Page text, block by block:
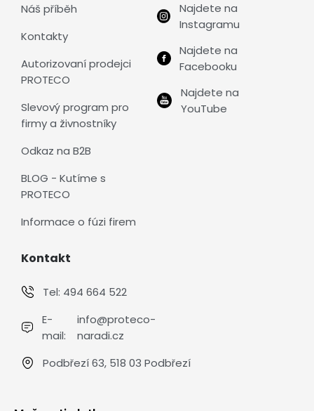
Náš příběh
Kontakty
Autorizovaní prodejci
PROTECO
Slevový program pro
firmy a živnostníky
Odkaz na B2B
BLOG - Kutíme s
PROTECO
Informace o fúzi firem
Najdete na
Instagramu
Najdete na
Facebooku
Najdete na
YouTube
Kontakt
Tel: 494 664 522
E-
mail:
info@proteco-
naradi.cz
Podbřezí 63, 518 03 Podbřezí